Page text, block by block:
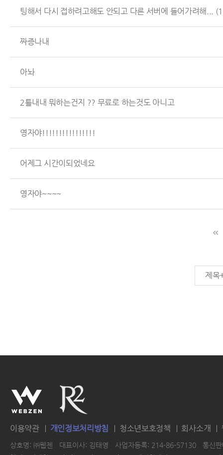
팅해서 다시 접하려고해도 안되고 다른 서버에 들어가려해...
짜증나내
아놔
2틀내내 뭐하는건지 ?? 무료로 하는것도 아니고
영자야!!!!!!!!!!!!!!!!
어제그 시간이되었네요
영자야~~~~
제목
이용약관 개인정보처리방침 청소년보호정책 회사소개
상호명: ㈜웹젠 대표이사: 김태영 사업자등록: 214-86-57130
통신